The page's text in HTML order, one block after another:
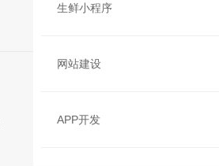
生鲜小程序
网站建设
APP开发